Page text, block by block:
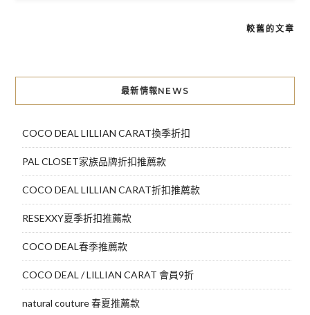
導
覽
較舊的文章
最新情報NEWS
COCO DEAL LILLIAN CARAT換季折扣
PAL CLOSET家族品牌折扣推薦款
COCO DEAL LILLIAN CARAT折扣推薦款
RESEXXY夏季折扣推薦款
COCO DEAL春季推薦款
COCO DEAL / LILLIAN CARAT 會員9折
natural couture 春夏推薦款